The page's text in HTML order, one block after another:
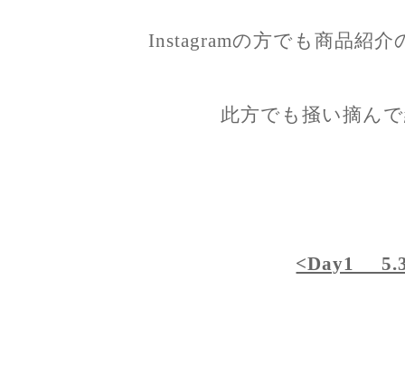
Instagramの方でも商品紹
此方でも掻い摘ん
<Day1